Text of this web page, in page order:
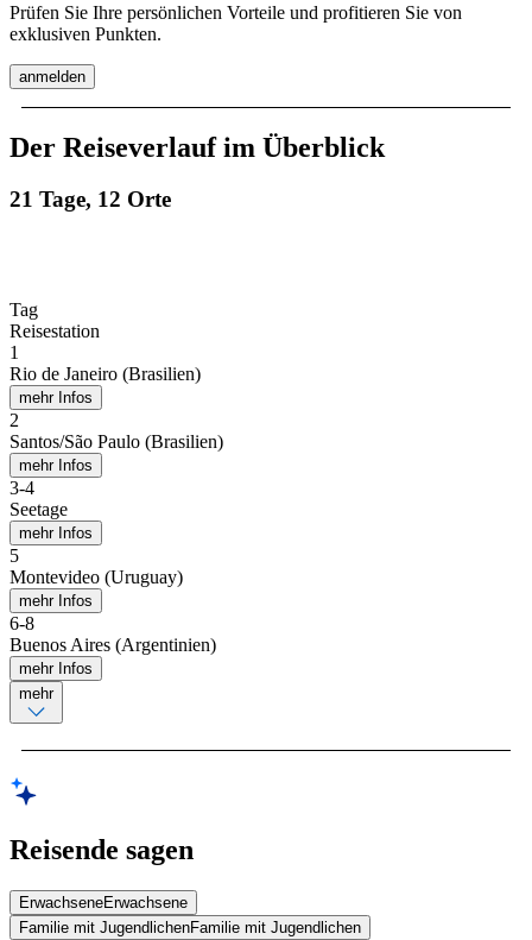
Prüfen Sie Ihre persönlichen Vorteile und profitieren Sie von
exklusiven Punkten.
anmelden
Der Reiseverlauf im Überblick
21 Tage, 12 Orte
Tag
Reisestation
1
Rio de Janeiro (Brasilien)
mehr Infos
2
Santos/São Paulo (Brasilien)
mehr Infos
3-4
Seetage
mehr Infos
5
Montevideo (Uruguay)
mehr Infos
6-8
Buenos Aires (Argentinien)
mehr Infos
mehr
Reisende sagen
ErwachseneErwachsene
Familie mit JugendlichenFamilie mit Jugendlichen